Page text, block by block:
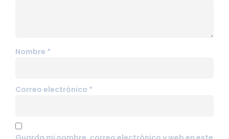
Nombre *
Correo electrónico *